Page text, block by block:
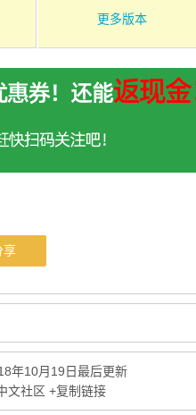
更多版本
享
年10月19日最后更新
文社区 +复制链接